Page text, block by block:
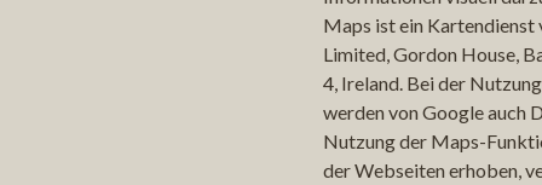
Maps ist ein Kartendienst
Limited, Gordon House,
4, Ireland. Bei der
werden von Google auch
Nutzung der Maps-
der Webseiten erhoben,